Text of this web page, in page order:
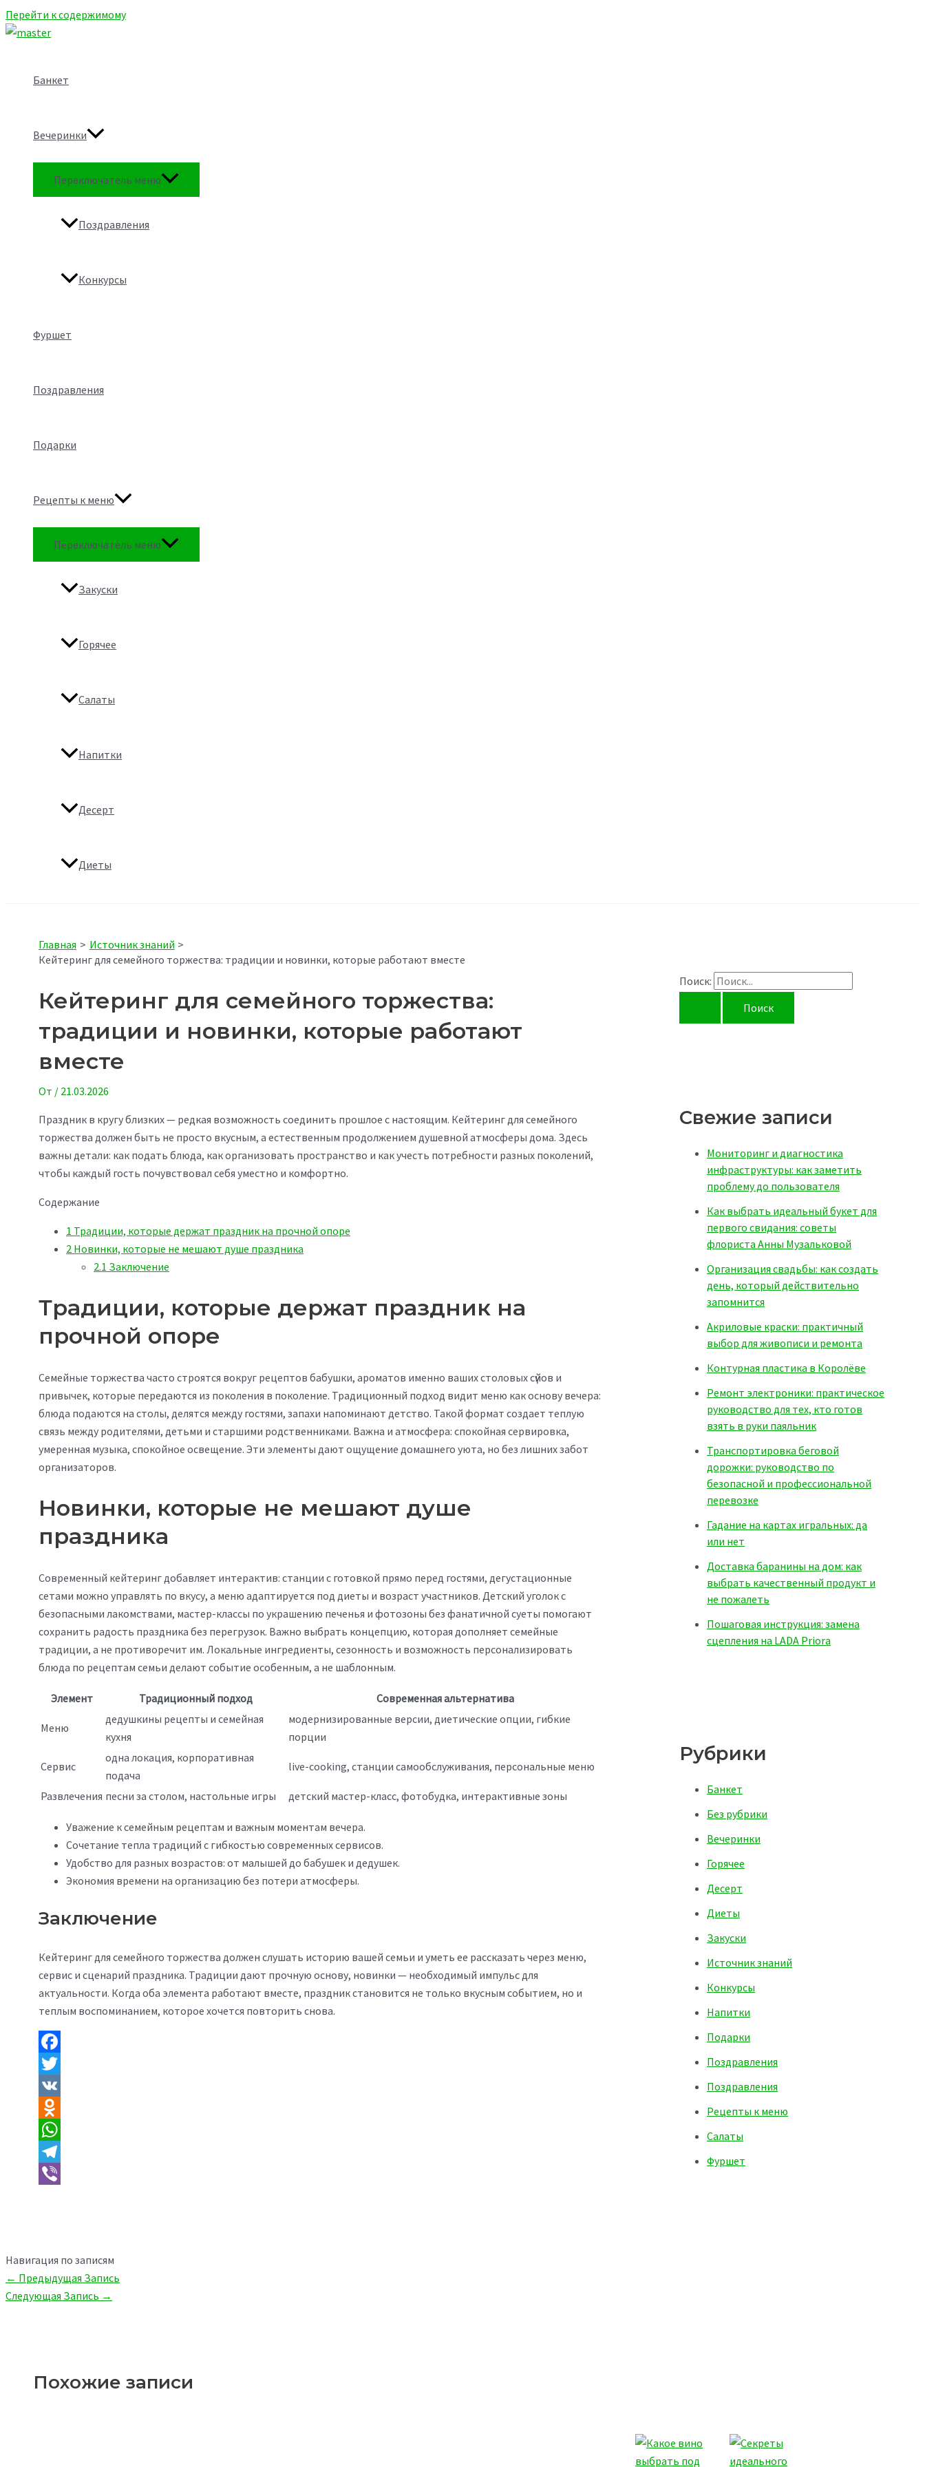
Перейти к содержимому
Банкет
Вечеринки
Переключатель меню
Поздравления
Конкурсы
Фуршет
Поздравления
Подарки
Рецепты к меню
Переключатель меню
Закуски
Горячее
Салаты
Напитки
Десерт
Диеты
Главная
Источник знаний
Кейтеринг для семейного торжества: традиции и новинки, которые работают вместе
Кейтеринг для семейного торжества:
традиции и новинки, которые работают
вместе
От / 21.03.2026
Праздник в кругу близких — редкая возможность соединить прошлое с настоящим. Кейтеринг для семейного
торжества должен быть не просто вкусным, а естественным продолжением душевной атмосферы дома. Здесь
важны детали: как подать блюда, как организовать пространство и как учесть потребности разных поколений,
чтобы каждый гость почувствовал себя уместно и комфортно.
Содержание
1 Традиции, которые держат праздник на прочной опоре
2 Новинки, которые не мешают душе праздника
2.1 Заключение
Традиции, которые держат праздник на
прочной опоре
Семейные торжества часто строятся вокруг рецептов бабушки, ароматов именно ваших столовых сүйов и
привычек, которые передаются из поколения в поколение. Традиционный подход видит меню как основу вечера:
блюда подаются на столы, делятся между гостями, запахи напоминают детство. Такой формат создает теплую
связь между родителями, детьми и старшими родственниками. Важна и атмосфера: спокойная сервировка,
умеренная музыка, спокойное освещение. Эти элементы дают ощущение домашнего уюта, но без лишних забот
организаторов.
Новинки, которые не мешают душе
праздника
Современный кейтеринг добавляет интерактив: станции с готовкой прямо перед гостями, дегустационные
сетами можно управлять по вкусу, а меню адаптируется под диеты и возраст участников. Детский уголок с
безопасными лакомствами, мастер-классы по украшению печенья и фотозоны без фанатичной суеты помогают
сохранить радость праздника без перегрузок. Важно выбрать концепцию, которая дополняет семейные
традиции, а не противоречит им. Локальные ингредиенты, сезонность и возможность персонализировать
блюда по рецептам семьи делают событие особенным, а не шаблонным.
Элемент Традиционный подход Современная альтернатива
Меню
дедушкины рецепты и семейная
кухня
модернизированные версии, диетические опции, гибкие
порции
Сервис
одна локация, корпоративная
подача
live-cooking, станции самообслуживания, персональные меню
Развлечения песни за столом, настольные игры детский мастер-класс, фотобудка, интерактивные зоны
Уважение к семейным рецептам и важным моментам вечера.
Сочетание тепла традиций с гибкостью современных сервисов.
Удобство для разных возрастов: от малышей до бабушек и дедушек.
Экономия времени на организацию без потери атмосферы.
Заключение
Кейтеринг для семейного торжества должен слушать историю вашей семьи и уметь ее рассказать через меню,
сервис и сценарий праздника. Традиции дают прочную основу, новинки — необходимый импульс для
актуальности. Когда оба элемента работают вместе, праздник становится не только вкусным событием, но и
теплым воспоминанием, которое хочется повторить снова.
Facebook
Twitter
VK
Odnoklassniki
WhatsApp
Telegram
Навигация по записям
← Предыдущая Запись
Следующая Запись →
Похожие записи
Поиск:
Свежие записи
Мониторинг и диагностика
инфраструктуры: как заметить
проблему до пользователя
Как выбрать идеальный букет для
первого свидания: советы
флориста Анны Музальковой
Организация свадьбы: как создать
день, который действительно
запомнится
Акриловые краски: практичный
выбор для живописи и ремонта
Контурная пластика в Королёве
Ремонт электроники: практическое
руководство для тех, кто готов
взять в руки паяльник
Транспортировка беговой
дорожки: руководство по
безопасной и профессиональной
перевозке
Гадание на картах игральных: да
или нет
Доставка баранины на дом: как
выбрать качественный продукт и
не пожалеть
Пошаговая инструкция: замена
сцепления на LADA Priora
Рубрики
Банкет
Без рубрики
Вечеринки
Горячее
Десерт
Диеты
Закуски
Источник знаний
Конкурсы
Напитки
Подарки
Поздравления
Поздравления
Рецепты к меню
Салаты
Фуршет